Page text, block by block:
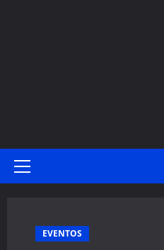
Primary
EVENTOS